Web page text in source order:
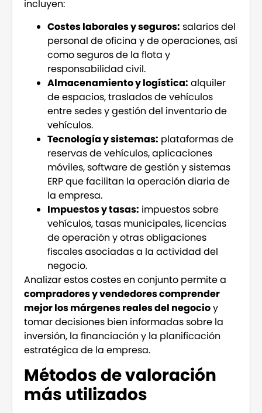
incluyen:
Costes laborales y seguros: salarios del
personal de oficina y de operaciones, así
como seguros de la flota y
responsabilidad civil.
Almacenamiento y logística: alquiler
de espacios, traslados de vehículos
entre sedes y gestión del inventario de
vehículos.
Tecnología y sistemas: plataformas de
reservas de vehículos, aplicaciones
móviles, software de gestión y sistemas
ERP que facilitan la operación diaria de
la empresa.
Impuestos y tasas: impuestos sobre
vehículos, tasas municipales, licencias
de operación y otras obligaciones
fiscales asociadas a la actividad del
negocio.
Analizar estos costes en conjunto permite a
compradores y vendedores comprender
mejor los márgenes reales del negocioy
tomar decisiones bien informadas sobre la
inversión, la financiación y la planificación
estratégica de la empresa.
Métodos de valoración
más utilizados